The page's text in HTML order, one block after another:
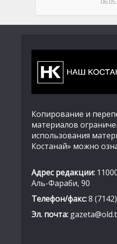
Копирование и
материалов
использования
Костанай» можно
Адрес редакции:
Аль-Фараби, 90
Телефон/факс:8
Эл. почта: